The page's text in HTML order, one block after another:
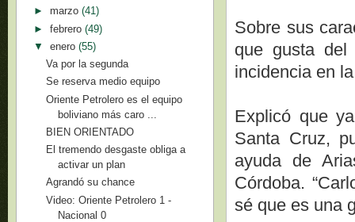
Sobre sus
que gusta
incidencia en
Explicó que
Santa Cruz,
ayuda de
Córdoba.
sé que es una
► marzo (41)
► febrero (49)
▼ enero (55)
Va por la segunda
Se reserva medio equipo
Oriente Petrolero es el equipo
boliviano más caro ...
BIEN ORIENTADO
El tremendo desgaste obliga a
activar un plan
Agrandó su chance
Video: Oriente Petrolero 1 -
Nacional 0